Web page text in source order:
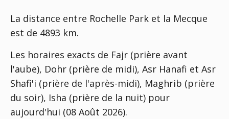
La distance entre Rochelle Park et la Mecque
est de 4893 km.
Les horaires exacts de Fajr (prière avant
l'aube), Dohr (prière de midi), Asr Hanafi et Asr
Shafi'i (prière de l'après-midi), Maghrib (prière
du soir), Isha (prière de la nuit) pour
aujourd'hui (08 Août 2026).